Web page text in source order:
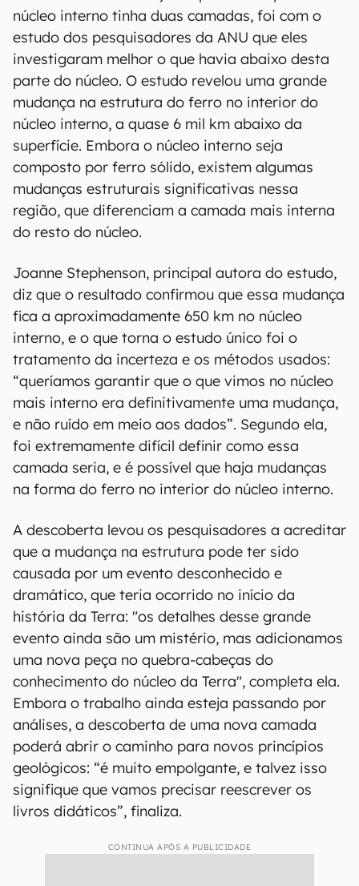
núcleo interno tinha duas camadas, foi com o
estudo dos pesquisadores da ANU que eles
investigaram melhor o que havia abaixo desta
parte do núcleo. O estudo revelou uma grande
mudança na estrutura do ferro no interior do
núcleo interno, a quase 6 mil km abaixo da
superfície. Embora o núcleo interno seja
composto por ferro sólido, existem algumas
mudanças estruturais significativas nessa
região, que diferenciam a camada mais interna
do resto do núcleo.
Joanne Stephenson, principal autora do estudo,
diz que o resultado confirmou que essa mudança
fica a aproximadamente 650 km no núcleo
interno, e o que torna o estudo único foi o
tratamento da incerteza e os métodos usados:
“queríamos garantir que o que vimos no núcleo
mais interno era definitivamente uma mudança,
e não ruído em meio aos dados”. Segundo ela,
foi extremamente difícil definir como essa
camada seria, e é possível que haja mudanças
na forma do ferro no interior do núcleo interno.
A descoberta levou os pesquisadores a acreditar
que a mudança na estrutura pode ter sido
causada por um evento desconhecido e
dramático, que teria ocorrido no início da
história da Terra: "os detalhes desse grande
evento ainda são um mistério, mas adicionamos
uma nova peça no quebra-cabeças do
conhecimento do núcleo da Terra", completa ela.
Embora o trabalho ainda esteja passando por
análises, a descoberta de uma nova camada
poderá abrir o caminho para novos princípios
geológicos: “é muito empolgante, e talvez isso
signifique que vamos precisar reescrever os
livros didáticos”, finaliza.
CONTINUA APÓS A PUBLICIDADE